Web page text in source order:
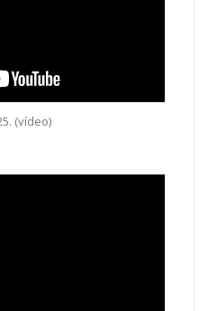
(vídeo)